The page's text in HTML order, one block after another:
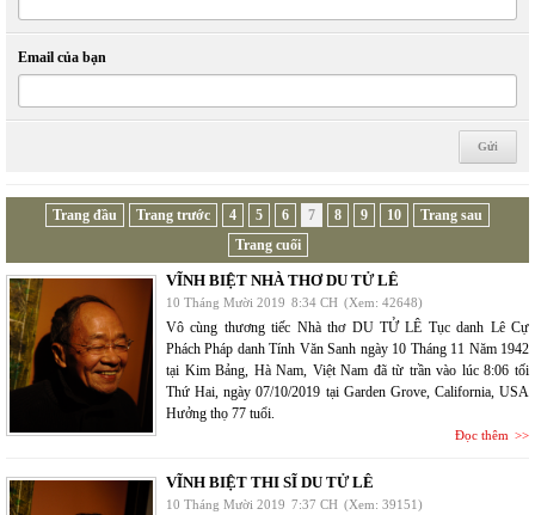
Email của bạn
Trang đầu Trang trước 4 5 6 7 8 9 10
Trang sau
Trang cuối
VĨNH BIỆT NHÀ THƠ DU TỬ LÊ
10 Tháng Mười 2019 8:34 CH (Xem: 42648)
Vô cùng thương tiếc Nhà thơ DU TỬ LÊ Tục danh Lê Cự
Phách Pháp danh Tính Văn Sanh ngày 10 Tháng 11 Năm 1942
tại Kim Bảng, Hà Nam, Việt Nam đã từ trần vào lúc 8:06 tối
Thứ Hai, ngày 07/10/2019 tại Garden Grove, California, USA
Hưởng thọ 77 tuổi.
Đọc thêm
VĨNH BIỆT THI SĨ DU TỬ LÊ
10 Tháng Mười 2019 7:37 CH (Xem: 39151)